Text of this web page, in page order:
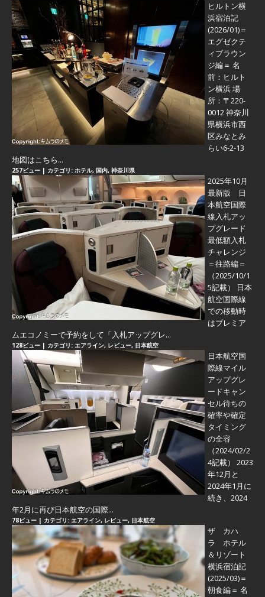
ヒルトン横
浜宿泊記
(2026/01)＝
エグゼクテ
ィブラウン
ジ編＝ 名
前：ヒルト
ン横浜 場
所：〒220-
0012 神奈川
県横浜市西
区みなとみ
らい6-2-13
地図はこちら...
257ビュー | カテゴリ: ホテル, 国内, 神奈川県
2025年10月
最新版 日
本航空国際
線入札アッ
プグレード
最低額入札
チャレンジ
＝往路編＝
（2025/10/1
5記載） 日本
航空国際線
での移動時
はプレミア
ムエコノミーで予約をして「入札アップグレ...
128ビュー | カテゴリ: エアライン, レビュー, 日本航空
日本航空国
際線マイル
アップグレ
ードキャン
セル待ちの
確率や確定
タイミング
の全容
（2024/02/2
4記載） 2023
年12月と
2024年1月に
続き、2024
年2月に再び日本航空の国際...
78ビュー | カテゴリ: エアライン, レビュー, 日本航空
ザ カハ
ラ ホテル
＆リゾート
横浜宿泊記
(2025/03)＝
朝食編＝ 名